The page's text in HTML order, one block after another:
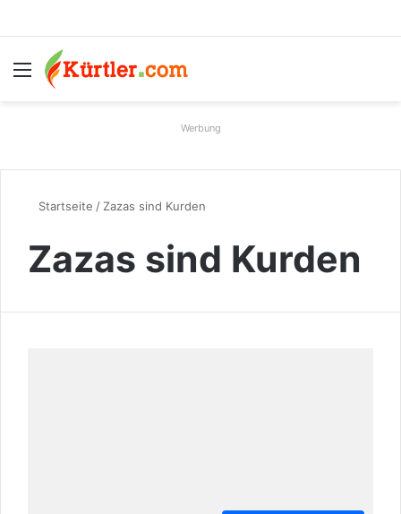
Menü
Werbung
Startseite / Zazas sind Kurden
Zazas sind Kurden